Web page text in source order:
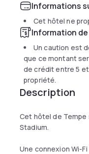
Informations
Cet hôtel ne
Information
Un caution est
que ce montant
de crédit entre 5
propriété.
Description
Cet hôtel de Tempe
Stadium.
Une connexion Wi-